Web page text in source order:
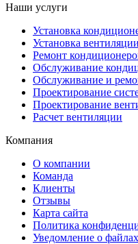
Наши услуги
Установка
Установка вентиляции
Ремонт
Обслуживание
Обслуживание и
Проектирование
Проектирование
Расчет вентиляции
Компания
О компании
Команда
Клиенты
Отзывы
Карта сайта
Политика
Уведомление о